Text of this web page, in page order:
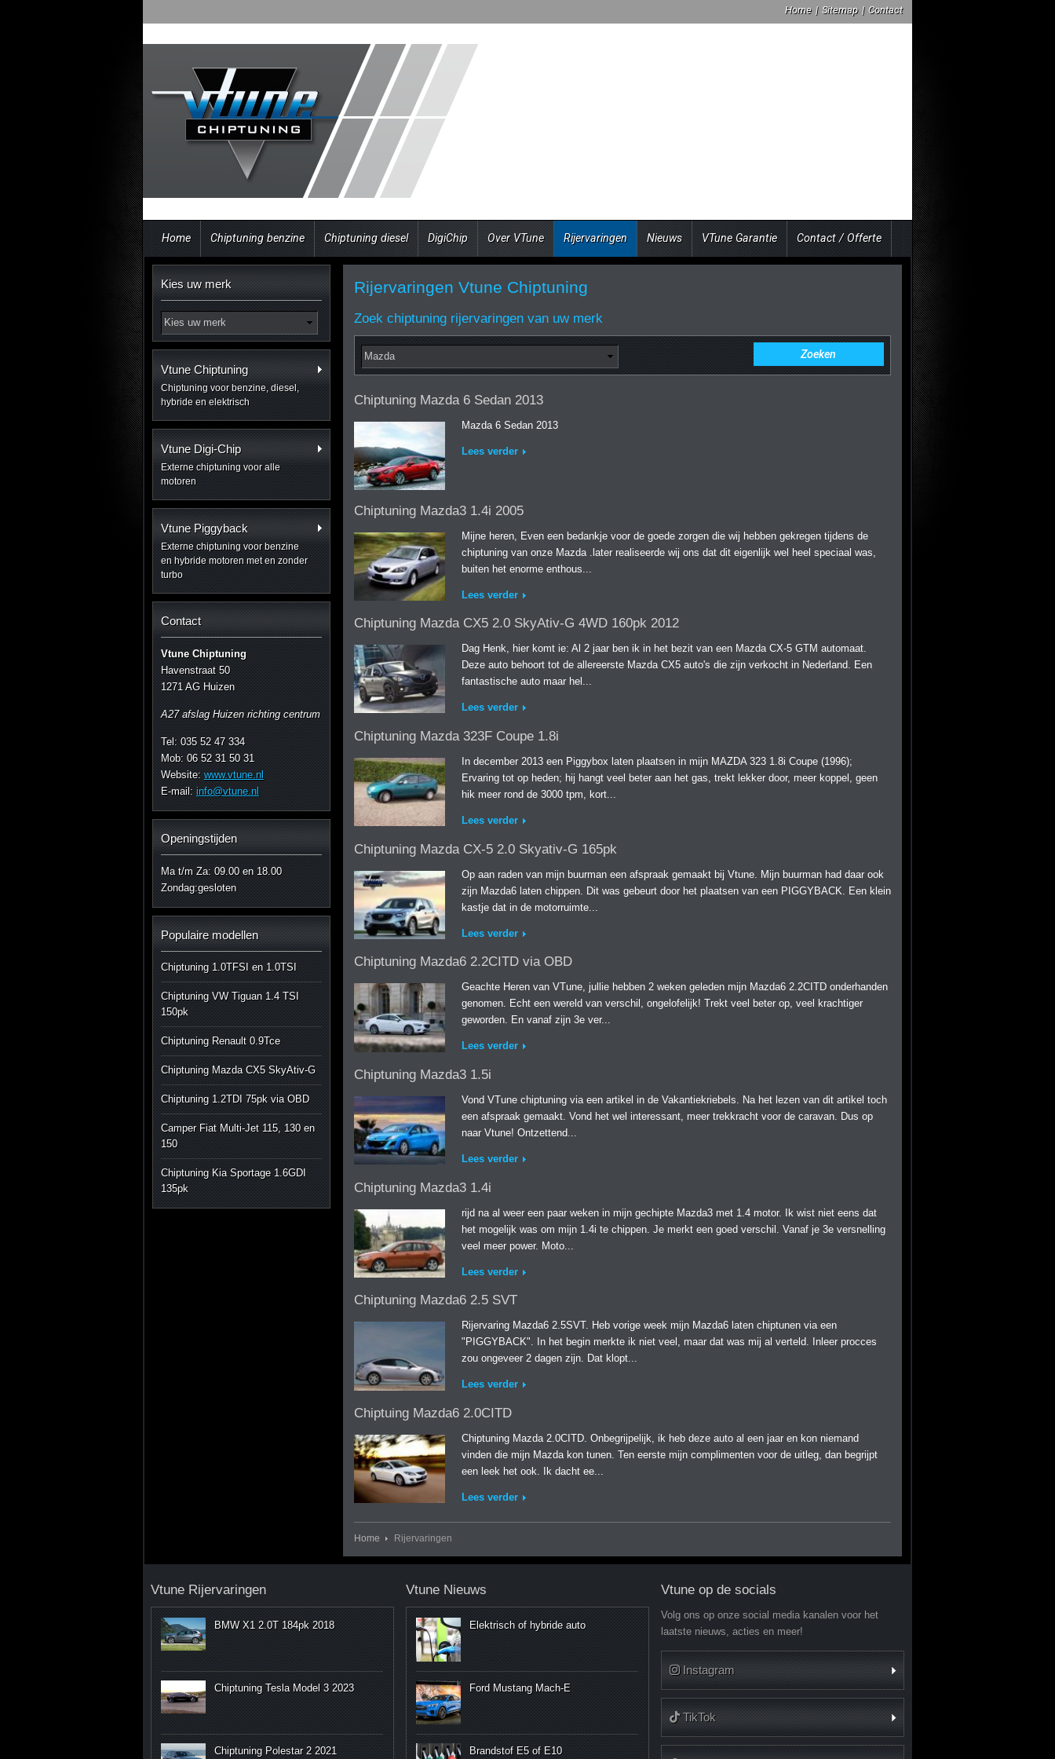
Home | Sitemap | Contact
Home Chiptuning benzine Chiptuning diesel DigiChip Over VTune Rijervaringen Nieuws VTune Garantie Contact / Offerte
Kies uw merk
Vtune Chiptuning
Chiptuning voor benzine, diesel,
hybride en elektrisch
Vtune Digi-Chip
Externe chiptuning voor alle
motoren
Vtune Piggyback
Externe chiptuning voor benzine
en hybride motoren met en zonder
turbo
Contact
Vtune Chiptuning
Havenstraat 50
1271 AG Huizen
A27 afslag Huizen richting centrum
Tel: 035 52 47 334
Mob: 06 52 31 50 31
Website: www.vtune.nl
E-mail: info@vtune.nl
Openingstijden
Ma t/m Za: 09.00 en 18.00
Zondag:gesloten
Populaire modellen
Chiptuning 1.0TFSI en 1.0TSI
Chiptuning VW Tiguan 1.4 TSI
150pk
Chiptuning Renault 0.9Tce
Chiptuning Mazda CX5 SkyAtiv-G
Chiptuning 1.2TDI 75pk via OBD
Camper Fiat Multi-Jet 115, 130 en
150
Chiptuning Kia Sportage 1.6GDI
135pk
Rijervaringen Vtune Chiptuning
Zoek chiptuning rijervaringen van uw merk
Chiptuning Mazda 6 Sedan 2013
Mazda 6 Sedan 2013
Lees verder
Chiptuning Mazda3 1.4i 2005
Mijne heren, Even een bedankje voor de goede zorgen die wij hebben gekregen tijdens de
chiptuning van onze Mazda .later realiseerde wij ons dat dit eigenlijk wel heel speciaal was,
buiten het enorme enthous...
Lees verder
Chiptuning Mazda CX5 2.0 SkyAtiv-G 4WD 160pk 2012
Dag Henk, hier komt ie: Al 2 jaar ben ik in het bezit van een Mazda CX-5 GTM automaat.
Deze auto behoort tot de allereerste Mazda CX5 auto's die zijn verkocht in Nederland. Een
fantastische auto maar hel...
Lees verder
Chiptuning Mazda 323F Coupe 1.8i
In december 2013 een Piggybox laten plaatsen in mijn MAZDA 323 1.8i Coupe (1996);
Ervaring tot op heden; hij hangt veel beter aan het gas, trekt lekker door, meer koppel, geen
hik meer rond de 3000 tpm, kort...
Lees verder
Chiptuning Mazda CX-5 2.0 Skyativ-G 165pk
Op aan raden van mijn buurman een afspraak gemaakt bij Vtune. Mijn buurman had daar ook
zijn Mazda6 laten chippen. Dit was gebeurt door het plaatsen van een PIGGYBACK. Een klein
kastje dat in de motorruimte...
Lees verder
Chiptuning Mazda6 2.2CITD via OBD
Geachte Heren van VTune, jullie hebben 2 weken geleden mijn Mazda6 2.2CITD onderhanden
genomen. Echt een wereld van verschil, ongelofelijk! Trekt veel beter op, veel krachtiger
geworden. En vanaf zijn 3e ver...
Lees verder
Chiptuning Mazda3 1.5i
Vond VTune chiptuning via een artikel in de Vakantiekriebels. Na het lezen van dit artikel toch
een afspraak gemaakt. Vond het wel interessant, meer trekkracht voor de caravan. Dus op
naar Vtune! Ontzettend...
Lees verder
Chiptuning Mazda3 1.4i
rijd na al weer een paar weken in mijn gechipte Mazda3 met 1.4 motor. Ik wist niet eens dat
het mogelijk was om mijn 1.4i te chippen. Je merkt een goed verschil. Vanaf je 3e versnelling
veel meer power. Moto...
Lees verder
Chiptuning Mazda6 2.5 SVT
Rijervaring Mazda6 2.5SVT. Heb vorige week mijn Mazda6 laten chiptunen via een
"PIGGYBACK". In het begin merkte ik niet veel, maar dat was mij al verteld. Inleer procces
zou ongeveer 2 dagen zijn. Dat klopt...
Lees verder
Chiptuing Mazda6 2.0CITD
Chiptuning Mazda 2.0CITD. Onbegrijpelijk, ik heb deze auto al een jaar en kon niemand
vinden die mijn Mazda kon tunen. Ten eerste mijn complimenten voor de uitleg, dan begrijpt
een leek het ook. Ik dacht ee...
Lees verder
Home Rijervaringen
Vtune Rijervaringen
BMW X1 2.0T 184pk 2018
Chiptuning Tesla Model 3 2023
Chiptuning Polestar 2 2021
Vtune Nieuws
Elektrisch of hybride auto
Ford Mustang Mach-E
Brandstof E5 of E10
Vtune op de socials
Volg ons op onze social media kanalen voor het
laatste nieuws, acties en meer!
Instagram
TikTok